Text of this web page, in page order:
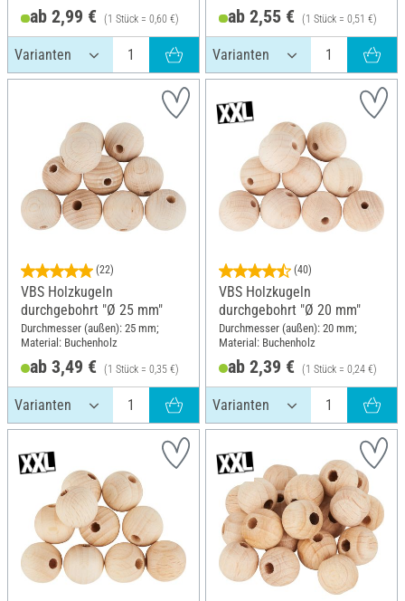
ab 2,99 € (1 Stück = 0,60 €) ab 2,55 € (1 Stück = 0,51 €)
(22)
VBS Holzkugeln
durchgebohrt "Ø 25 mm"
Durchmesser (außen): 25 mm;
Material: Buchenholz
ab 3,49 € (1 Stück = 0,35 €)
(40)
VBS Holzkugeln
durchgebohrt "Ø 20 mm"
Durchmesser (außen): 20 mm;
Material: Buchenholz
ab 2,39 € (1 Stück = 0,24 €)